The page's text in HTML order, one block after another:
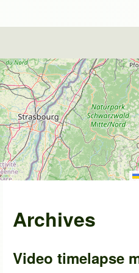
Archives
Video timelapse